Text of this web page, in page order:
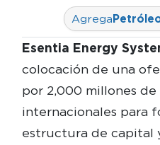
Agrega
Esentia Energy
colocación de una
por 2,000 millones
internacionales para
estructura de capital